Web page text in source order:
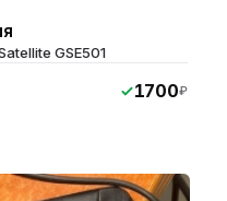
GSE501
1700₽